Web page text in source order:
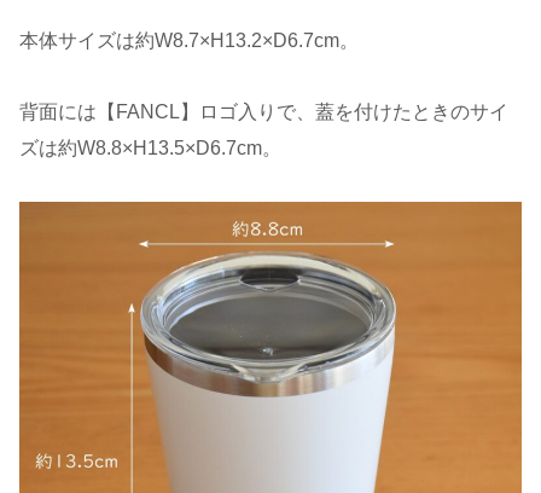
本体サイズは約W8.7×H13.2×D6.7cm。
背面には【FANCL】ロゴ入りで、蓋を付けたときのサイ
ズは約W8.8×H13.5×D6.7cm。